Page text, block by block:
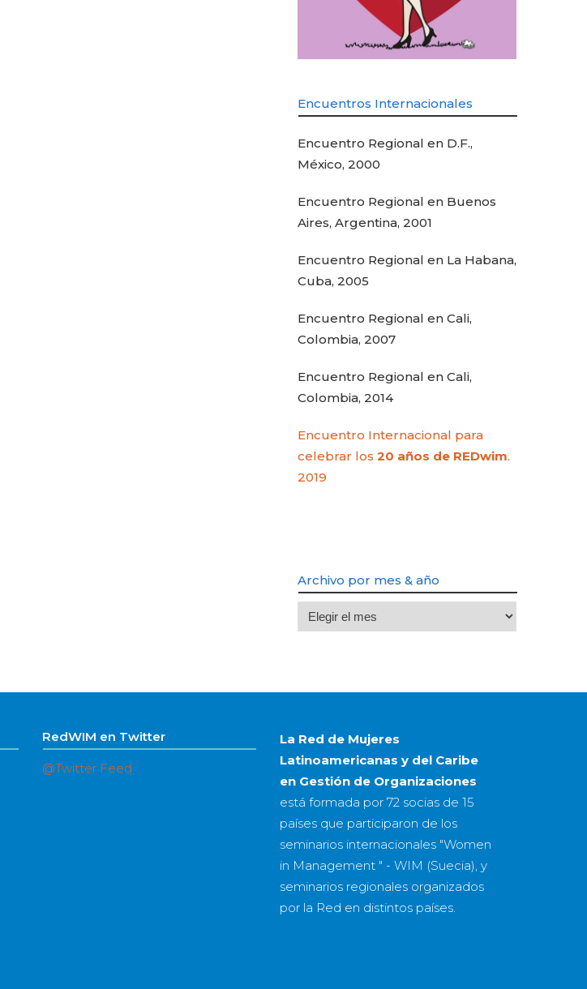
Encuentros Internacionales
Encuentro Regional en D.F.,
México, 2000
Encuentro Regional en Buenos
Aires, Argentina, 2001
Encuentro Regional en La Habana,
Cuba, 2005
Encuentro Regional en Cali,
Colombia, 2007
Encuentro Regional en Cali,
Colombia, 2014
Encuentro Internacional para
celebrar los 20 años de REDwim.
2019
Archivo por mes & año
Archivo
por
año
RedWIM en Twitter
@Twitter Feed
La Red de Mujeres
Latinoamericanas y del Caribe
en Gestión de Organizaciones
está formada por 72 sociasde 15
paísesque participaron de los
seminarios internacionales "Women
in Management " - WIM (Suecia), y
seminarios regionales organizados
por la Red en distintos países.